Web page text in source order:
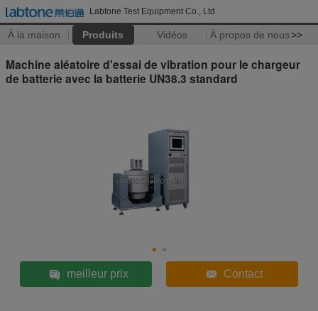
Labtone Test Equipment Co., Ltd
À la maison Produits Vidéos À propos de nous>>
Machine aléatoire d'essai de vibration pour le chargeur
de batterie avec la batterie UN38.3 standard
meilleur prix Contact